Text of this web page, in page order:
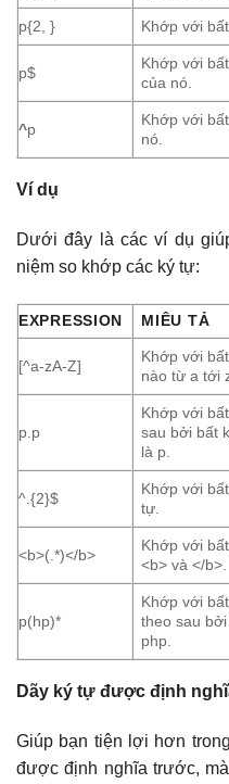
p{2, } Khớp với
p$
Khớp với
của nó.
^p
Khớp với
nó.
Ví dụ
Dưới đây là các ví dụ
niệm so khớp các ký tự:
EXPRESSION MIÊU TẢ
[^a-zA-Z]
Khớp với
nào từ a tới
p.p
Khớp với
sau bởi bất
là p.
^.{2}$
Khớp với
tự.
<b>(.*)</b>
Khớp với
<b> và </b>.
p(hp)*
Khớp với
theo sau
php.
Dãy ký tự được định
Giúp bạn tiện lợi hơn
được định nghĩa trước,